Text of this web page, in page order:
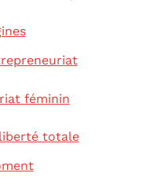
féminin
totale